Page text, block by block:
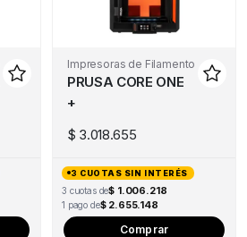
Impresoras de Filamento
PRUSA CORE ONE
+
$ 3.018.655
3 CUOTAS SIN INTERÉS
3 cuotas de$ 1.006.218
1 pago de$ 2.655.148
Comprar